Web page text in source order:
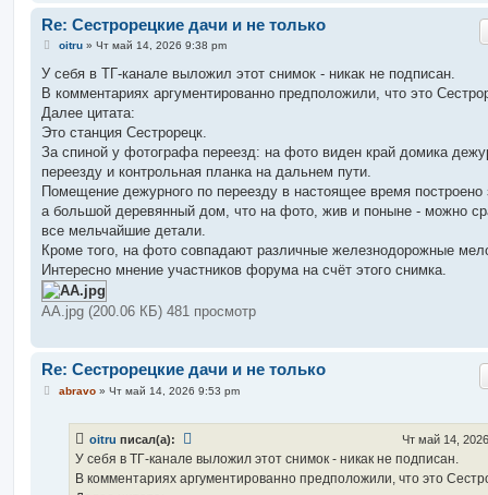
Re: Сестрорецкие дачи и не только
С
о
щ
е
и
е
oitru» Чт май 14, 2026 9:38 pm
У себя в ТГ-канале выложил этот снимок - никак не подписан.
В комментариях аргументированно предположили, что это
Далее цитата:
Это станция Сестрорецк.
За спиной у фотографа переезд: на фото виден край домика
переезду и контрольная планка на дальнем пути.
Помещение дежурного по переезду в настоящее время построено
а большой деревянный дом, что на фото, жив и поныне - можно
все мельчайшие детали.
Кроме того, на фото совпадают различные железнодорожные
Интересно мнение участников форума на счёт этого снимка.
АА.jpg (200.06 КБ) 481 просмотр
Re: Сестрорецкие дачи и не только
Сabravo» Чт май 14, 2026 9:53 pm
oitru писал(а): Чт май 14,
У себя в ТГ-канале выложил этот снимок - никак не подписан.
В комментариях аргументированно предположили, что это